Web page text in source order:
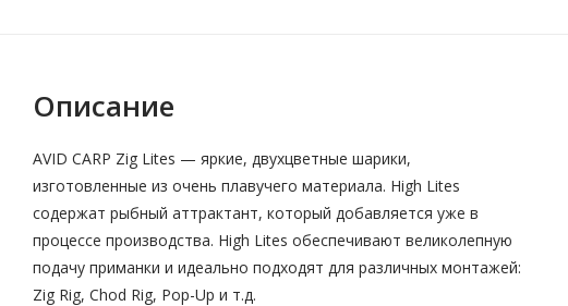
Описание
AVID CARP Zig Lites — яркие, двухцветные шарики,
изготовленные из очень плавучего материала. High Lites
содержат рыбный аттрактант, который добавляется уже в
процессе производства. High Lites обеспечивают великолепную
подачу приманки и идеально подходят для различных монтажей:
Zig Rig, Chod Rig, Pop-Up и т.д.